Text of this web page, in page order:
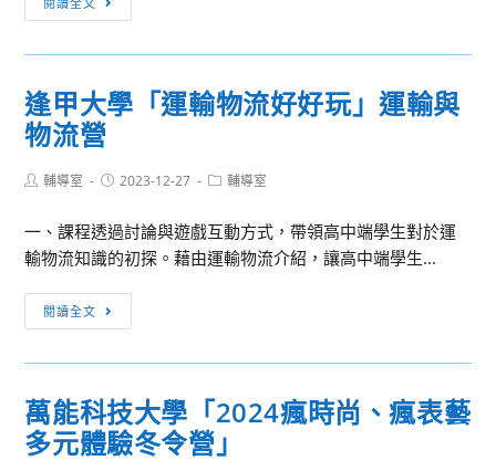
務
習
新
大
寒
中
隊
「BOSS
臉
企
管
營
─ESG
逢甲大學「運輸物流好好玩」運輸與
物流營
Post輔導室
Post2023-12-27
Post輔導室
一、課程透過討論與遊戲互動方式，帶領高中端學生對於運
輸物流知識的初探。藉由運輸物流介紹，讓高中端學生...
閱讀全文
甲
大
「運
輸
萬能科技大學「2024瘋時尚、瘋表藝
多元體驗冬令營」